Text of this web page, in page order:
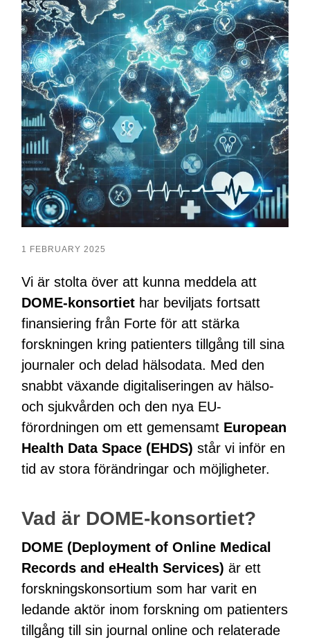
1 FEBRUARY 2025
Vi är stolta över att kunna meddela att
DOME-konsortiet har beviljats fortsatt
finansiering från Forte för att stärka
forskningen kring patienters tillgång till sina
journaler och delad hälsodata. Med den
snabbt växande digitaliseringen av hälso-
och sjukvården och den nya EU-
förordningen om ett gemensamt European
Health Data Space (EHDS) står vi inför en
tid av stora förändringar och möjligheter.
Vad är DOME-konsortiet?
DOME (Deployment of Online Medical
Records and eHealth Services) är ett
forskningskonsortium som har varit en
ledande aktör inom forskning om patienters
tillgång till sin journal online och relaterade